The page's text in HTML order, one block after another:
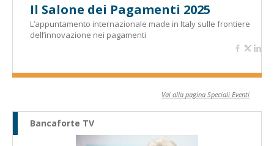
Il Salone dei Pagamenti 2025
L’appuntamento internazionale made in Italy sulle frontiere
dell’innovazione nei pagamenti
Vai alla pagina Speciali Eventi
Bancaforte TV